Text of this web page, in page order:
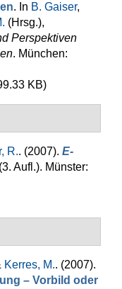
. In B. Gaiser,
(Hrsg.),
Perspektiven
. München:
KB)
R.. (2007). E-
(3. Aufl.). Münster:
Kerres, M.. (2007).
– Vorbild oder